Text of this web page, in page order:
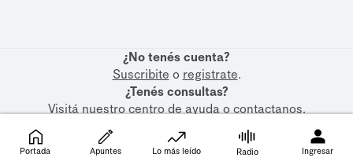
¿No tenés cuenta?
Suscribite o registrate.
¿Tenés consultas?
Visitá nuestrocentro de ayudaocontactanos.
Portada Apuntes Lo más leído Radio Ingresar